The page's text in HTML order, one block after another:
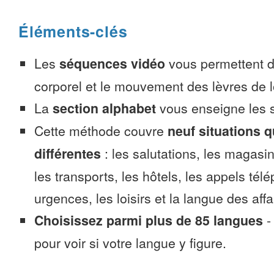
Éléments-clés
Les séquences vidéo vous permettent
corporel et le mouvement des lèvres de
La section alphabet vous enseigne les
Cette méthode couvre neuf situations
différentes : les salutations, les
les transports, les hôtels, les appels
urgences, les loisirs et la langue des
Choisissez parmi plus de 85 langues -
pour voir si votre langue y figure.